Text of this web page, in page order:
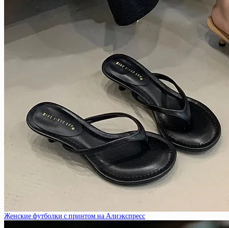
Женские футболки с принтом на Алиэкспресс